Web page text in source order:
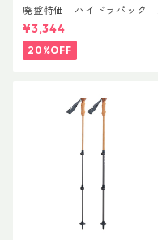
廃盤特価 ハイドラパック
フラックス 750ml
¥3,344
20%OFF